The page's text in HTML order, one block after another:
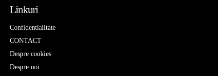
Linkuri
Confidentialitate
CONTACT
Despre cookies
Despre noi